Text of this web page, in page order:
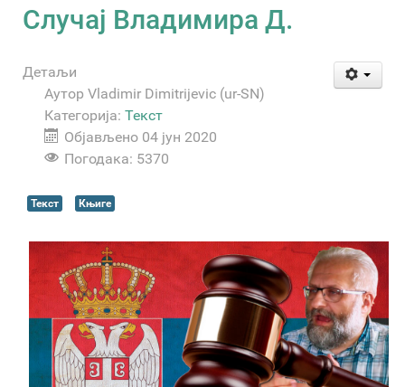
Случај Владимира Д.
Детаљи
Аутор Vladimir Dimitrijevic (ur-SN)
Категорија: Текст
Објављено 04 јун 2020
Погодака: 5370
Текст Књиге